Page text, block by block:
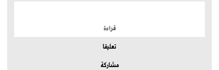
قراءة
تعليقا
مشاركة